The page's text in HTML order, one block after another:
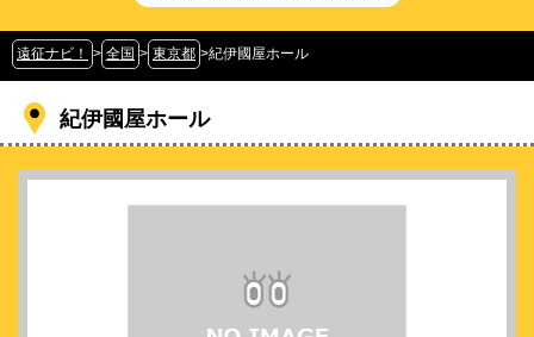
遠征ナビ！ > 全国 > 東京都 >紀伊國屋ホール
紀伊國屋ホール